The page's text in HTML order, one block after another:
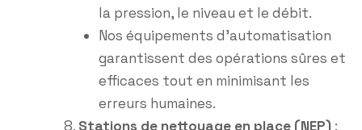
la pression, le niveau et le débit.
Nos équipements d’automatisation
garantissent des opérations sûres et
efficaces tout en minimisant les
erreurs humaines.
Stations de nettoyage en place (NEP) :